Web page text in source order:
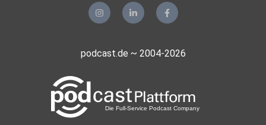
podcast.de ~ 2004-2026